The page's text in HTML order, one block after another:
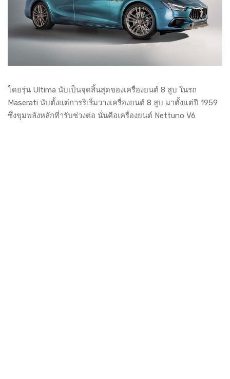
โดยรุ่น Ultima นับเป็นจุดสิ้นสุดของเครื่องยนต์ 8 สูบ ในรถ
Maserati นับตั้งแต่การริเริ่มวางเครื่องยนต์ 8 สูบ มาตั้งแต่ปี 1959
ซึ่งขุมพลังหลักที่ารับช่วงต่อ นั่นคือเครื่องยนต์ Nettuno V6